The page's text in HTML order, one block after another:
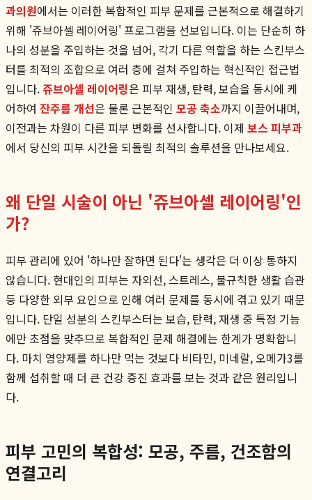
과의원에서는 이러한 복합적인 피부 문제를 근본적으로 해결하기
위해 '쥬브아셀 레이어링' 프로그램을 선보입니다. 이는 단순히 하
나의 성분을 주입하는 것을 넘어, 각기 다른 역할을 하는 스킨부스
터를 최적의 조합으로 여러 층에 걸쳐 주입하는 혁신적인 접근법
입니다.쥬브아셀 레이어링은 피부 재생, 탄력, 보습을 동시에 케
어하여 잔주름 개선은 물론 근본적인 모공 축소까지 이끌어내며,
이전과는 차원이 다른 피부 변화를 선사합니다. 이제 보스 피부과
에서 당신의 피부 시간을 되돌릴 최적의 솔루션을 만나보세요.
왜 단일 시술이 아닌 '쥬브아셀 레이어링'인
가?
피부 관리에 있어 '하나만 잘하면 된다'는 생각은 더 이상 통하지
않습니다. 현대인의 피부는 자외선, 스트레스, 불규칙한 생활 습관
등 다양한 외부 요인으로 인해 여러 문제를 동시에 겪고 있기 때문
입니다. 단일 성분의 스킨부스터는 보습, 탄력, 재생 중 특정 기능
에만 초점을 맞추므로 복합적인 문제 해결에는 한계가 명확합니
다. 마치 영양제를 하나만 먹는 것보다 비타민, 미네랄, 오메가3를
함께 섭취할 때 더 큰 건강 증진 효과를 보는 것과 같은 원리입니
다.
피부 고민의 복합성: 모공, 주름, 건조함의
연결고리